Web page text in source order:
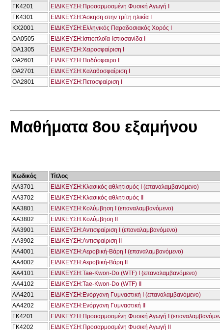
ΓΚ4201
ΕΙΔΙΚΕΥΣΗ:Προσαρμοσμένη Φυσική Αγωγή Ι
ΓΚ4301
ΕΙΔΙΚΕΥΣΗ:Άσκηση στην τρίτη ηλικία Ι
ΚΧ2001
ΕΙΔΙΚΕΥΣΗ:Ελληνικός Παραδοσιακός Χορός Ι
ΟΑ0505
ΕΙΔΙΚΕΥΣΗ:Ιστιοπλοΐα-Ιστιοσανίδα Ι
ΟΑ1305
ΕΙΔΙΚΕΥΣΗ:Χειροσφαίριση Ι
ΟΑ2601
ΕΙΔΙΚΕΥΣΗ:Ποδόσφαιρο Ι
ΟΑ2701
ΕΙΔΙΚΕΥΣΗ:Καλαθοσφαίριση Ι
ΟΑ2801
ΕΙΔΙΚΕΥΣΗ:Πετοσφαίριση Ι
Μαθήματα 8ου εξαμήνου
Κωδικός
Τίτλος
ΑΑ3701
ΕΙΔΙΚΕΥΣΗ:Κλασικός αθλητισμός Ι (επαναλαμβανόμενο)
ΑΑ3702
ΕΙΔΙΚΕΥΣΗ:Κλασικός αθλητισμός ΙΙ
ΑΑ3801
ΕΙΔΙΚΕΥΣΗ:Κολύμβηση Ι (επαναλαμβανόμενο)
ΑΑ3802
ΕΙΔΙΚΕΥΣΗ:Κολύμβηση ΙΙ
ΑΑ3901
ΕΙΔΙΚΕΥΣΗ:Αντισφαίριση Ι (επαναλαμβανόμενο)
ΑΑ3902
ΕΙΔΙΚΕΥΣΗ:Αντισφαίριση ΙΙ
ΑΑ4001
ΕΙΔΙΚΕΥΣΗ:Αεροβική-Βάρη Ι (επαναλαμβανόμενο)
ΑΑ4002
ΕΙΔΙΚΕΥΣΗ:Αεροβική-Βάρη ΙΙ
ΑΑ4101
ΕΙΔΙΚΕΥΣΗ:Tae-Kwon-Do (WTF) Ι (επαναλαμβανόμενο)
ΑΑ4102
ΕΙΔΙΚΕΥΣΗ:Tae-Kwon-Do (WTF) II
ΑΑ4201
ΕΙΔΙΚΕΥΣΗ:Ενόργανη Γυμναστική Ι (επαναλαμβανόμενο)
ΑΑ4202
ΕΙΔΙΚΕΥΣΗ:Ενόργανη Γυμναστική ΙΙ
ΓΚ4201
ΕΙΔΙΚΕΥΣΗ:Προσαρμοσμένη Φυσική Αγωγή Ι
ΓΚ4202
ΕΙΔΙΚΕΥΣΗ:Προσαρμοσμένη Φυσική Αγωγή ΙΙ